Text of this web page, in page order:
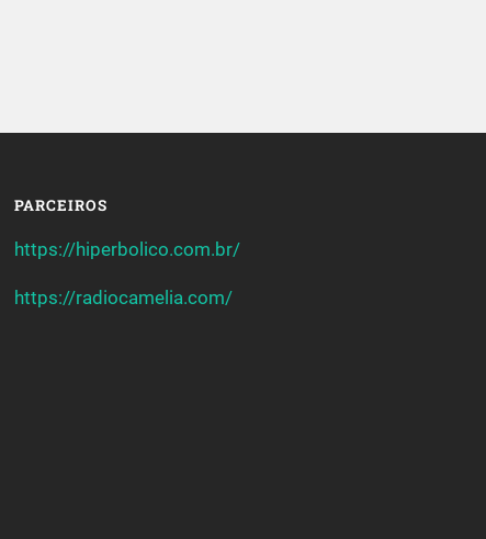
PARCEIROS
https://hiperbolico.com.br/
https://radiocamelia.com/